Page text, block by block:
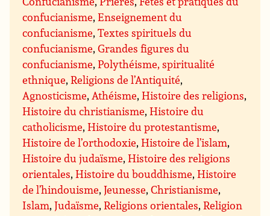
confucianisme,Enseignement du
confucianisme,Textes spirituels du
confucianisme,Grandes figures du
confucianisme,Polythéisme, spiritualité
ethnique,Religions de l’Antiquité,
Agnosticisme, Athéisme,Histoire des religions,
Histoire du christianisme,Histoire du
catholicisme,Histoire du protestantisme,
Histoire de l’orthodoxie,Histoire de l’islam,
Histoire du judaïsme,Histoire des religions
orientales,Histoire du bouddhisme,Histoire
de l’hindouisme,Jeunesse,Christianisme,
Islam,Judaïsme,Religions orientales,Religion